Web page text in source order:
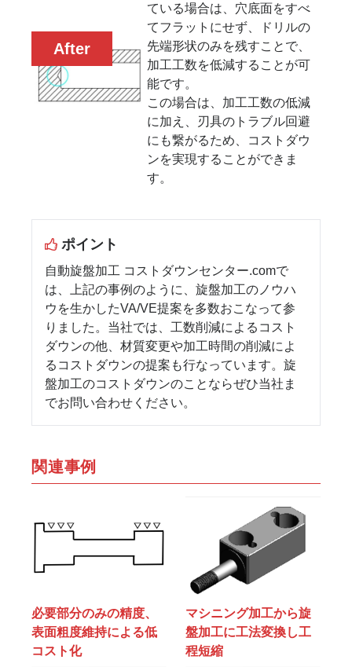
After
ている場合は、穴底面をすべ
てフラットにせず、ドリルの
先端形状のみを残すことで、
加工工数を低減することが可
能です。
この場合は、加工工数の低減
に加え、刃具のトラブル回避
にも繋がるため、コストダウ
ンを実現することができま
す。
ポイント
自動旋盤加工 コストダウンセンター.comで
は、上記の事例のように、旋盤加工のノウハ
ウを生かしたVA/VE提案を多数おこなって参
りました。当社では、工数削減によるコスト
ダウンの他、材質変更や加工時間の削減によ
るコストダウンの提案も行なっています。旋
盤加工のコストダウンのことならぜひ当社ま
でお問い合わせください。
関連事例
必要部分のみの精度、
表面粗度維持による低
コスト化
マシニング加工から旋
盤加工に工法変換し工
程短縮